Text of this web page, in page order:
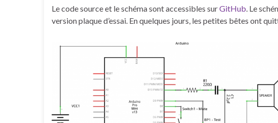
Le code source et le schéma sont accessibles surGitHub. Le
version plaque d’essai. En quelques jours, les petites bêtes ont